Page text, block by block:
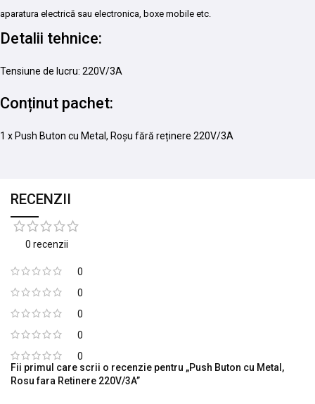
aparatura electrică sau electronica, boxe mobile etc.
Detalii tehnice:
Tensiune de lucru: 220V/3A
Conținut pachet:
1 x Push Buton cu Metal, Roșu fără reținere 220V/3A
RECENZII
0 recenzii
0
0
0
0
0
Fii primul care scrii o recenzie pentru „Push Buton cu Metal,
Rosu fara Retinere 220V/3A”